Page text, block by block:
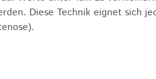
Diese Technik eignet sich